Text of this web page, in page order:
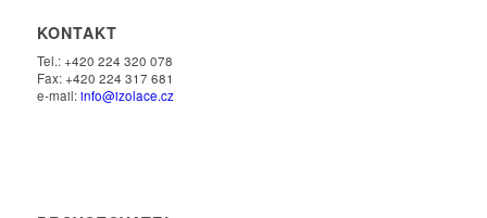
KONTAKT
Tel.: +420 224 320 078
Fax: +420 224 317 681
e-mail:info@izolace.cz